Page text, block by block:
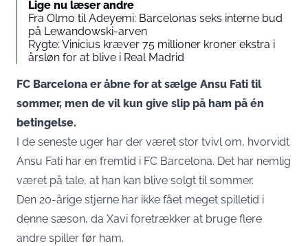
Lige nu læser andre
Fra Olmo til Adeyemi: Barcelonas seks interne bud
på Lewandowski-arven
Rygte: Vinicius kræver 75 millioner kroner ekstra i
årsløn for at blive i Real Madrid
FC Barcelona er åbne for at sælge Ansu Fati til
sommer, men de vil kun give slip på ham på én
betingelse.
I de seneste uger har der været stor tvivl om, hvorvidt
Ansu Fati har en fremtid i FC Barcelona. Det har nemlig
været på tale, at han kan blive solgt til sommer.
Den 20-årige stjerne har ikke fået meget spilletid i
denne sæson, da Xavi foretrækker at bruge flere
andre spiller før ham.